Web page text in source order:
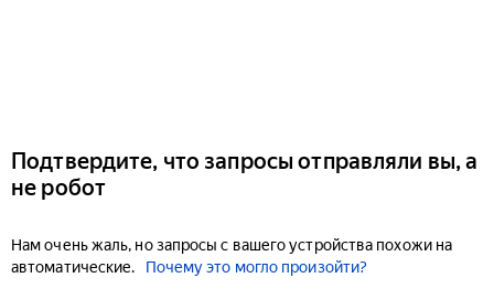
Подтвердите, что запросы отправляли вы, а
не робот
Нам очень жаль, но запросы с вашего устройства похожи на
автоматические.
Почему это могло произойти?